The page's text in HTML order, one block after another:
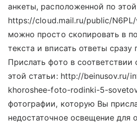
анкеты, расположенной по
https://cloud.mail.ru/public/N6PL/
можно просто скопировать в
текста и вписать ответы сразу
Прислать фото в
этой статьи: http://beinusov.ru/
khoroshee-foto-rodinki-5-
фотографии, которую Вы
недостаточное освещение для